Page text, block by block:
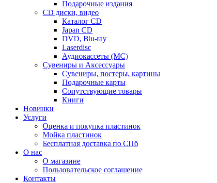
Подарочные издания
CD диски, видео
Каталог CD
Japan CD
DVD, Blu-ray
Laserdisc
Аудиокассеты (MC)
Сувениры и Аксессуары
Сувениры, постеры, картины
Подарочные карты
Сопутствующие товары
Книги
Новинки
Услуги
Оценка и покупка пластинок
Мойка пластинок
Бесплатная доставка по СПб
О нас
О магазине
Пользовательское соглашение
Контакты